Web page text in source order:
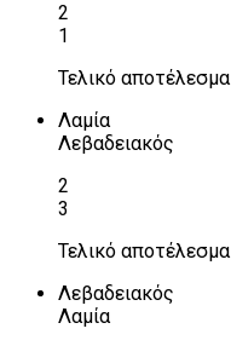
2
1
Τελικό αποτέλεσμα
Λαμία
Λεβαδειακός
2
3
Τελικό αποτέλεσμα
Λεβαδειακός
Λαμία